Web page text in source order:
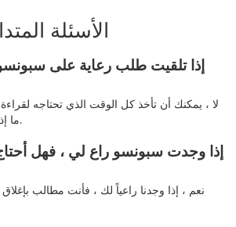
الأسئلة
إذا تلقيت طلب رعاية على
لا ، يمكنك أن تأخذ كل الوقت الذي تحتاجه
ما إذا كنت تريد قبول الرعاية.
إذا وجدت سبونسو راع لي ، فهل
نعم ، إذا وجدنا راعياً لك ، فأنت مطالب